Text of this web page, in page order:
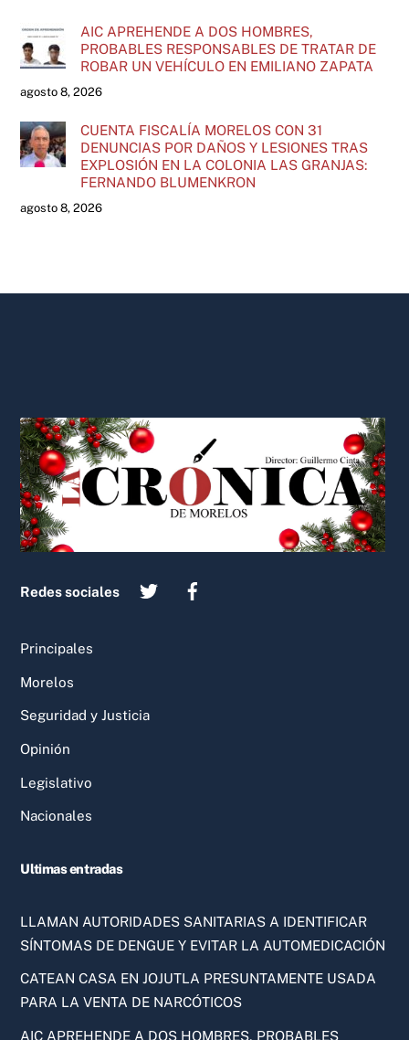
AIC APREHENDE A DOS HOMBRES,
PROBABLES RESPONSABLES DE TRATAR DE
ROBAR UN VEHÍCULO EN EMILIANO ZAPATA
agosto 8, 2026
CUENTA FISCALÍA MORELOS CON 31
DENUNCIAS POR DAÑOS Y LESIONES TRAS
EXPLOSIÓN EN LA COLONIA LAS GRANJAS:
FERNANDO BLUMENKRON
agosto 8, 2026
To
Top
Redes sociales
Principales
Morelos
Seguridad y Justicia
Opinión
Legislativo
Nacionales
Ultimas entradas
LLAMAN AUTORIDADES SANITARIAS A IDENTIFICAR
SÍNTOMAS DE DENGUE Y EVITAR LA AUTOMEDICACIÓN
CATEAN CASA EN JOJUTLA PRESUNTAMENTE USADA
PARA LA VENTA DE NARCÓTICOS
AIC APREHENDE A DOS HOMBRES, PROBABLES